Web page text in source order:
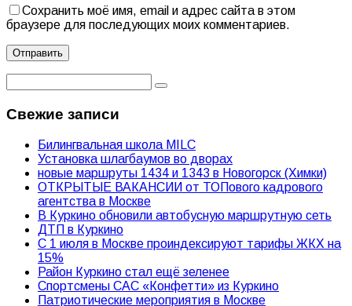
Сохранить моё имя, email и адрес сайта в этом
браузере для последующих моих комментариев.
Свежие записи
Билингвальная школа MILC
Установка шлагбаумов во дворах
новые маршруты 1434 и 1343 в Новогорск (Химки)
ОТКРЫТЫЕ ВАКАНСИИ от ТОПового кадрового
агентства в Москве
В Куркино обновили автобусную маршрутную сеть
ДТП в Куркино
С 1 июля в Москве проиндексируют тарифы ЖКХ на
15%
Район Куркино стал ещё зеленее
Спортсмены САС «Конфетти» из Куркино
Патриотические мероприятия в Москве